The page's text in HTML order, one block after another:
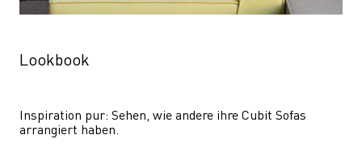
Lookbook
Inspiration pur: Sehen, wie andere ihre Cubit Sofas
arrangiert haben.